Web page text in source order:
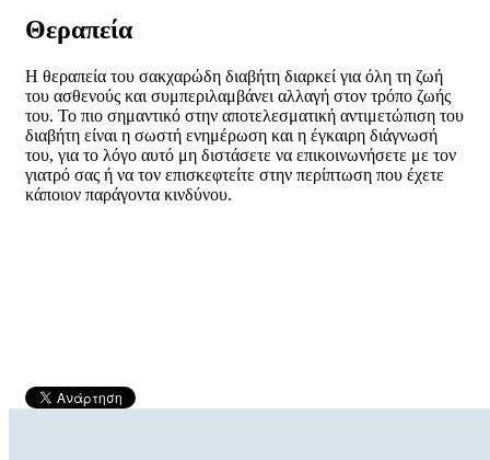
Θεραπεία
Η θεραπεία του σακχαρώδη διαβήτη διαρκεί για όλη τη ζωή
του ασθενούς και συμπεριλαμβάνει αλλαγή στον τρόπο ζωής
του. Το πιο σημαντικό στην αποτελεσματική αντιμετώπιση του
διαβήτη είναι η σωστή ενημέρωση και η έγκαιρη διάγνωσή
του, για το λόγο αυτό μη διστάσετε να επικοινωνήσετε με τον
γιατρό σας ή να τον επισκεφτείτε στην περίπτωση που έχετε
κάποιον παράγοντα κινδύνου.